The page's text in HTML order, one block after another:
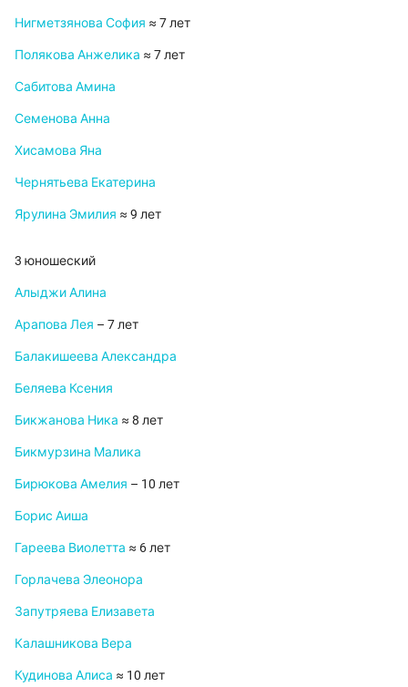
Нигметзянова София ≈ 7 лет
Полякова Анжелика ≈ 7 лет
Сабитова Амина
Семенова Анна
Хисамова Яна
Чернятьева Екатерина
Ярулина Эмилия ≈ 9 лет
3 юношеский
Алыджи Алина
Арапова Лея – 7 лет
Балакишеева Александра
Беляева Ксения
Бикжанова Ника ≈ 8 лет
Бикмурзина Малика
Бирюкова Амелия – 10 лет
Борис Аиша
Гареева Виолетта ≈ 6 лет
Горлачева Элеонора
Запутряева Елизавета
Калашникова Вера
Кудинова Алиса ≈ 10 лет